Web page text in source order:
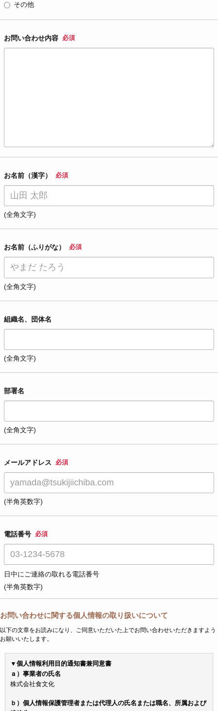
その他
お問い合わせ内容 必須
お名前（漢字） 必須
(全角文字)
お名前（ふりがな） 必須
(全角文字)
組織名、団体名
(全角文字)
部署名
(全角文字)
メールアドレス 必須
(半角英数字)
電話番号 必須
日中にご連絡の取れる電話番号
(半角英数字)
お問い合わせに関する個人情報の取り扱いについて
以下の文章をお読みになり、ご同意いただいた上でお問い合わせいただきますよう
お願いいたします。
▼個人情報利用目的通知書兼同意書
ａ）事業者の氏名
株式会社食文化
ｂ）個人情報保護管理者または代理人の氏名または職名、所属および